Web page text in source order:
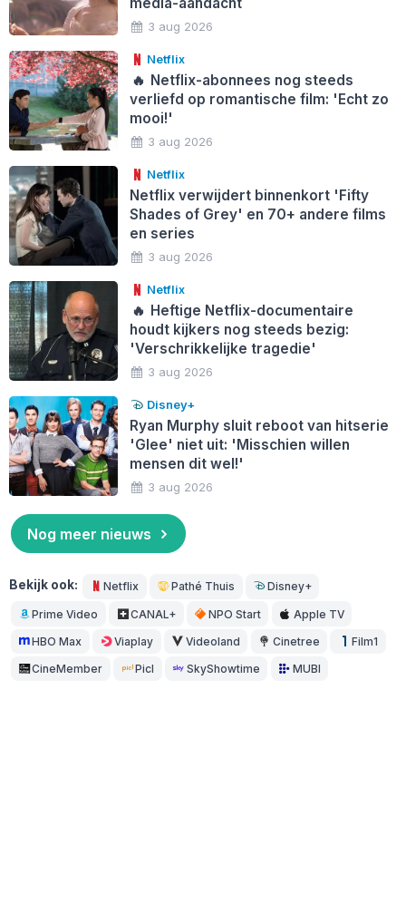
3 aug 2026
Netflix
🔥 Netflix-abonnees nog steeds
verliefd op romantische film: 'Echt zo
mooi!'
3 aug 2026
Netflix
Netflix verwijdert binnenkort 'Fifty
Shades of Grey' en 70+ andere films
en series
3 aug 2026
Netflix
🔥 Heftige Netflix-documentaire
houdt kijkers nog steeds bezig:
'Verschrikkelijke tragedie'
3 aug 2026
Disney+
Ryan Murphy sluit reboot van hitserie
'Glee' niet uit: 'Misschien willen
mensen dit wel!'
3 aug 2026
Nog meer nieuws
Bekijk ook: Netflix Pathé Thuis Disney+
Prime Video CANAL+ NPO Start Apple TV
HBO Max Viaplay Videoland Cinetree Film1
CineMember Picl SkyShowtime MUBI